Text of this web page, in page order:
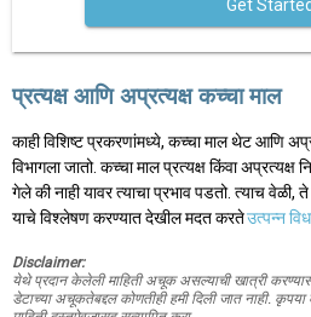
Get Started
प्रत्यक्ष आणि अप्रत्यक्ष कच्चा माल
काही विशिष्ट प्रकरणांमध्ये, कच्चा माल थेट आणि
विभागला जातो. कच्चा माल प्रत्यक्ष किंवा अप्रत्यक्ष
गेले की नाही यावर त्याचा प्रभाव पडतो. त्याच
याचे विश्लेषण करण्यात देखील मदत करतेउत्पन्न
Disclaimer:
येथे प्रदान केलेली माहिती अचूक असल्याची खात्री
डेटाच्या अचूकतेबद्दल कोणतीही हमी दिली जात नाही.